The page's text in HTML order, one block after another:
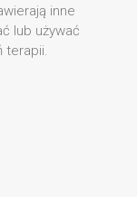
inne
lub używać
terapii.